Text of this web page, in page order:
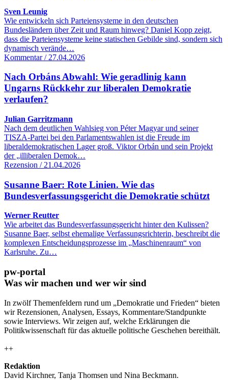
Sven Leunig
Wie entwickeln sich Parteiensysteme in den deutschen
Bundesländern über Zeit und Raum hinweg? Daniel Kopp zeigt,
dass die Parteiensysteme keine statischen Gebilde sind, sondern sich
dynamisch verände…
Kommentar / 27.04.2026
Nach Orbáns Abwahl: Wie geradlinig kann
Ungarns Rückkehr zur liberalen Demokratie
verlaufen?
Julian Garritzmann
Nach dem deutlichen Wahlsieg von Péter Magyar und seiner
TISZA-Partei bei den Parlamentswahlen ist die Freude im
liberaldemokratischen Lager groß. Viktor Orbán und sein Projekt
der „illiberalen Demok…
Rezension / 21.04.2026
Susanne Baer: Rote Linien. Wie das
Bundesverfassungsgericht die Demokratie schützt
Werner Reutter
Wie arbeitet das Bundesverfassungsgericht hinter den Kulissen?
Susanne Baer, selbst ehemalige Verfassungsrichterin, beschreibt die
komplexen Entscheidungsprozesse im „Maschinenraum“ von
Karlsruhe. Zu…
pw-portal
Was wir machen und wer wir sind
In zwölf Themenfeldern rund um „Demokratie und Frieden“ bieten
wir Rezensionen, Analysen, Essays, Kommentare/Standpunkte
sowie Interviews. Wir zeigen auf, welche Erklärungen die
Politikwissenschaft für das aktuelle politische Geschehen bereithält.
++
Redaktion
David Kirchner, Tanja Thomsen und Nina Beckmann.